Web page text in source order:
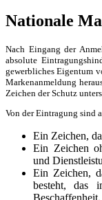
Nationale
Nach Eingang der
absolute
gewerbliches Eigentum
Markenanmeldung
Zeichen der Schutz
Von der Eintragung sind
Ein Zeichen,
Ein Zeichen
und
Ein Zeichen,
besteht, das